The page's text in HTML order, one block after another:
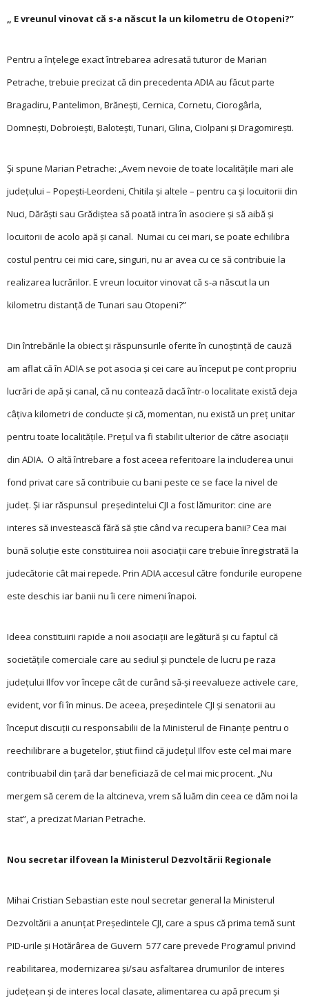
„ E vreunul vinovat că s-a născut la un kilometru de Otopeni?”
Pentru a înţelege exact întrebarea adresată tuturor de Marian
Petrache, trebuie precizat că din precedenta ADIA au făcut parte
Bragadiru, Pantelimon, Brănești, Cernica, Cornetu, Ciorogârla,
Domnești, Dobroiești, Balotești, Tunari, Glina, Ciolpani și Dra­gomirești.
Și spune Marian Pe­tra­che: „Avem nevoie de toate localităţile mari ale
judeţului – Popești-Leor­deni, Chitila și altele – pentru ca și locuitorii din
Nuci, Dărăști sau Gră­diștea să poată intra în asociere și să aibă și
locuitorii de acolo apă și canal. Numai cu cei mari, se poate echilibra
cos­tul pentru cei mici care, singuri, nu ar avea cu ce să contribuie la
realizarea lucrărilor. E vreun locuitor vinovat că s-a născut la un
kilometru distanţă de Tunari sau Otopeni?”
Din întrebările la obiect și răspunsurile oferite în cunoștinţă de cauză
am aflat că în ADIA se pot asocia și cei care au început pe cont propriu
lucrări de apă și canal, că nu contează dacă într-o localitate există deja
câţiva kilometri de conducte și că, momentan, nu există un preţ unitar
pentru toate localităţile. Preţul va fi stabilit ulterior de către asociaţii
din ADIA. O altă întrebare a fost aceea referitoare la includerea unui
fond privat care să contribuie cu bani peste ce se face la nivel de
judeţ. Și iar răspunsul președintelui CJI a fost lămuritor: cine are
interes să investească fără să știe când va recupera banii? Cea mai
bună soluţie este constituirea noii asociaţii care trebuie înregistrată la
judecătorie cât mai repede. Prin ADIA accesul către fondurile europene
este deschis iar banii nu îi cere nimeni înapoi.
Ideea constituirii rapide a noii asociaţii are legătură și cu faptul că
societăţile comerciale care au sediul și punctele de lucru pe raza
judeţului Ilfov vor începe cât de curând să-și reevalueze activele care,
evident, vor fi în minus. De aceea, președintele CJI și senatorii au
început discuţii cu responsabilii de la Ministerul de Finanţe pentru o
reechilibrare a bugetelor, știut fiind că judeţul Ilfov este cel mai mare
contribuabil din ţară dar beneficiază de cel mai mic procent. „Nu
mergem să cerem de la altcineva, vrem să luăm din ceea ce dăm noi la
stat”, a precizat Marian Petrache.
Nou secretar ilfovean la Ministerul Dezvoltării Regionale
Mihai Cristian Sebastian este noul secretar general la Ministerul
Dezvoltării a anunţat Președintele CJI, care a spus că prima temă sunt
PID-urile și Hotărârea de Guvern 577 care prevede Programul privind
reabilitarea, modernizarea și/sau asfaltarea drumurilor de interes
judeţean și de interes local clasate, alimentarea cu apă precum și